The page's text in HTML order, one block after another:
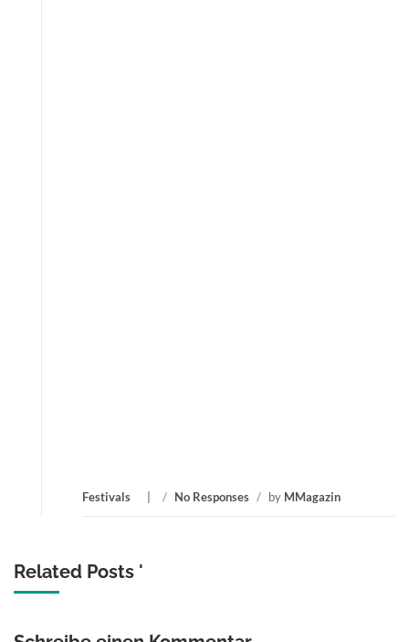
Festivals / No Responses / by MMagazin
Related Posts '